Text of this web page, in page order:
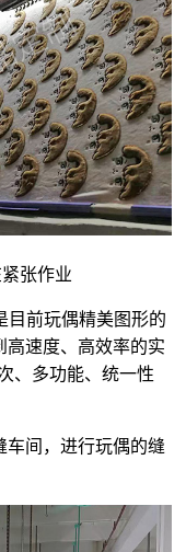
张作业
目前玩偶精美图形的
高速度、高效率的实
、多功能、统一性
车间，进行玩偶的缝